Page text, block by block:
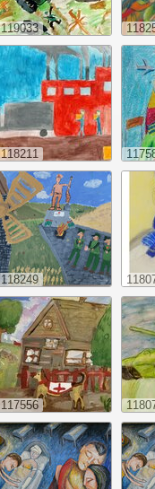
119033
118211
118249
117556